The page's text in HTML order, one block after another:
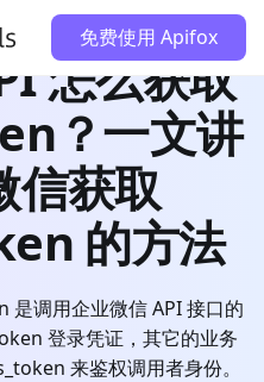
免费使用 Apifox
怎么获取
？一文讲
信获取
的方法
是调用企业微信 API 接口的
登录凭证，其它的业务
来鉴权调用者身份。